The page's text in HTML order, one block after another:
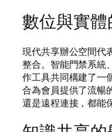
數位與實
現代共享辦公空間代
整合。智能門禁系統
作工具共同構建了一
合為會員提供了流暢
還是遠程連接，都能